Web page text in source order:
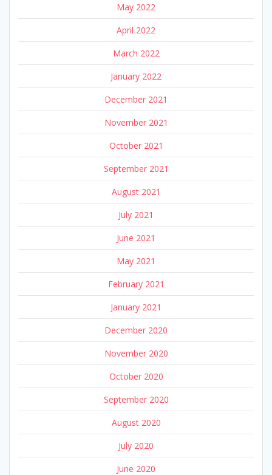
May 2022
April 2022
March 2022
January 2022
December 2021
November 2021
October 2021
September 2021
August 2021
July 2021
June 2021
May 2021
February 2021
January 2021
December 2020
November 2020
October 2020
September 2020
August 2020
July 2020
June 2020